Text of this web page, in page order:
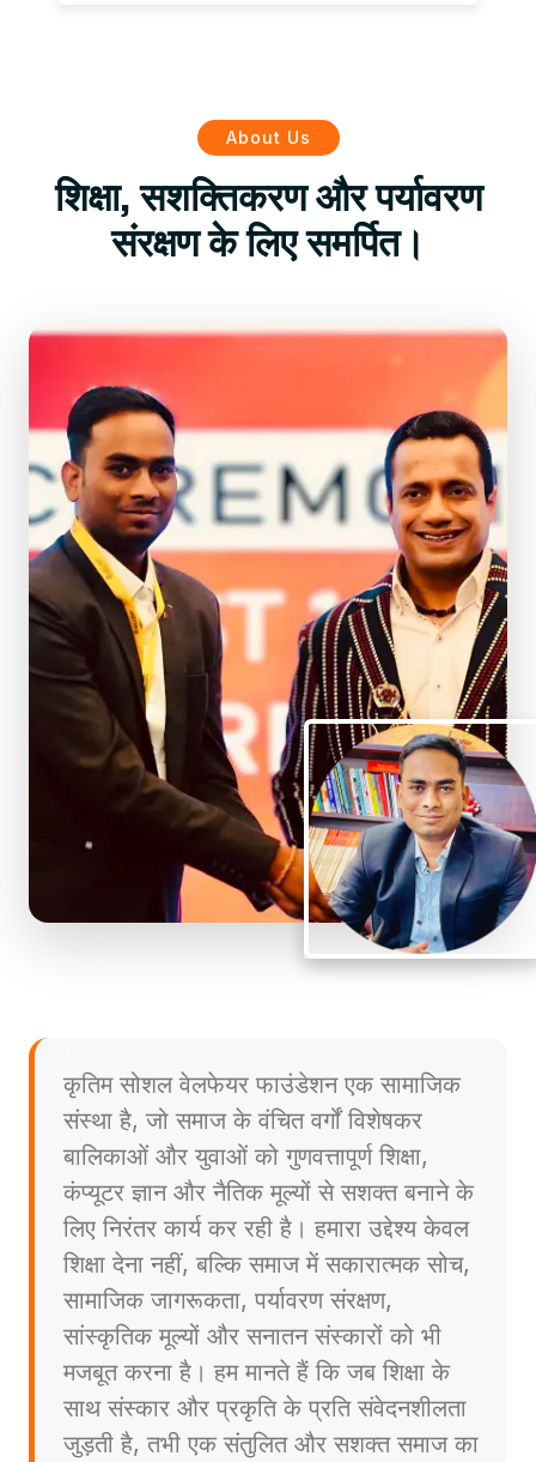
About Us
शिक्षा, सशक्तिकरण और पर्यावरण
संरक्षण के लिए समर्पित।
कृतिम सोशल वेलफेयर फाउंडेशन एक सामाजिक
संस्था है, जो समाज के वंचित वर्गों विशेषकर
बालिकाओं और युवाओं को गुणवत्तापूर्ण शिक्षा,
कंप्यूटर ज्ञान और नैतिक मूल्यों से सशक्त बनाने के
लिए निरंतर कार्य कर रही है। हमारा उद्देश्य केवल
शिक्षा देना नहीं, बल्कि समाज में सकारात्मक सोच,
सामाजिक जागरूकता, पर्यावरण संरक्षण,
सांस्कृतिक मूल्यों और सनातन संस्कारों को भी
मजबूत करना है। हम मानते हैं कि जब शिक्षा के
साथ संस्कार और प्रकृति के प्रति संवेदनशीलता
जुड़ती है, तभी एक संतुलित और सशक्त समाज का